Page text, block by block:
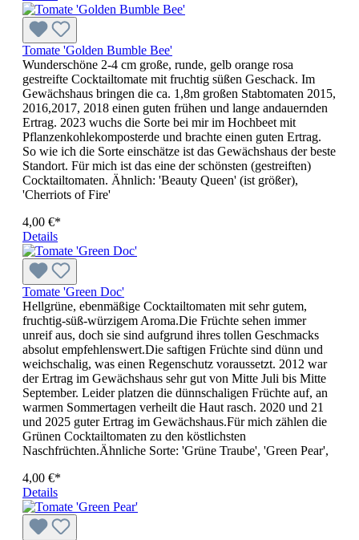
Tomate 'Golden Bumble Bee'
Wunderschöne 2-4 cm große, runde, gelb orange rosa
gestreifte Cocktailtomate mit fruchtig süßen Geschack. Im
Gewächshaus bringen die ca. 1,8m großen Stabtomaten 2015,
2016,2017, 2018 einen guten frühen und lange andauernden
Ertrag. 2023 wuchs die Sorte bei mir im Hochbeet mit
Pflanzenkohlekomposterde und brachte einen guten Ertrag.
So wie ich die Sorte einschätze ist das Gewächshaus der beste
Standort. Für mich ist das eine der schönsten (gestreiften)
Cocktailtomaten. Ähnlich: 'Beauty Queen' (ist größer),
'Cherriots of Fire'
4,00 €*
Details
Tomate 'Green Doc'
Hellgrüne, ebenmäßige Cocktail­tomaten mit sehr gutem,
fruchtig-süß-würzigem Aroma.Die Früchte sehen immer
unreif aus, doch sie sind aufgrund ihres tollen Geschmacks
absolut empfehlenswert.Die saftigen Früchte sind dünn und
weichschalig, was einen Regenschutz voraussetzt. 2012 war
der Ertrag im Gewächshaus sehr gut von Mitte Juli bis Mitte
September. Leider platzen die dünnschaligen Früchte auf, an
warmen Sommertagen verheilt die Haut rasch. 2020 und 21
und 2025 guter Ertrag im Gewächshaus.Für mich zählen die
Grünen Cocktailtomaten zu den köstlichsten
Naschfrüchten.Ähnliche Sorte: 'Grüne Traube', 'Green Pear',
4,00 €*
Details